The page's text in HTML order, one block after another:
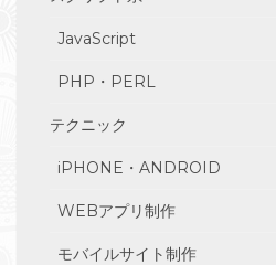
JavaScript
PHP・PERL
テクニック
iPHONE・ANDROID
WEBアプリ制作
モバイルサイト制作